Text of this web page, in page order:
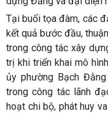
Tại buổi tọa đàm, các
kết quả bước đầu,
trong công tác xây
trị khi triển khai mô
ủy phường Bạch
trong công tác lãnh
hoạt chi bộ, phát huy